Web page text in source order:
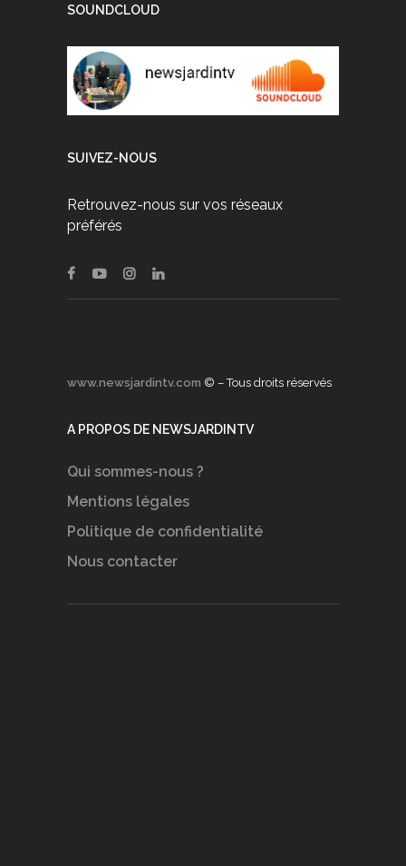
SOUNDCLOUD
SUIVEZ-NOUS
Retrouvez-nous sur vos réseaux
préférés
www.newsjardintv.com © – Tous droits réservés
A PROPOS DE NEWSJARDINTV
Qui sommes-nous ?
Mentions légales
Politique de confidentialité
Nous contacter